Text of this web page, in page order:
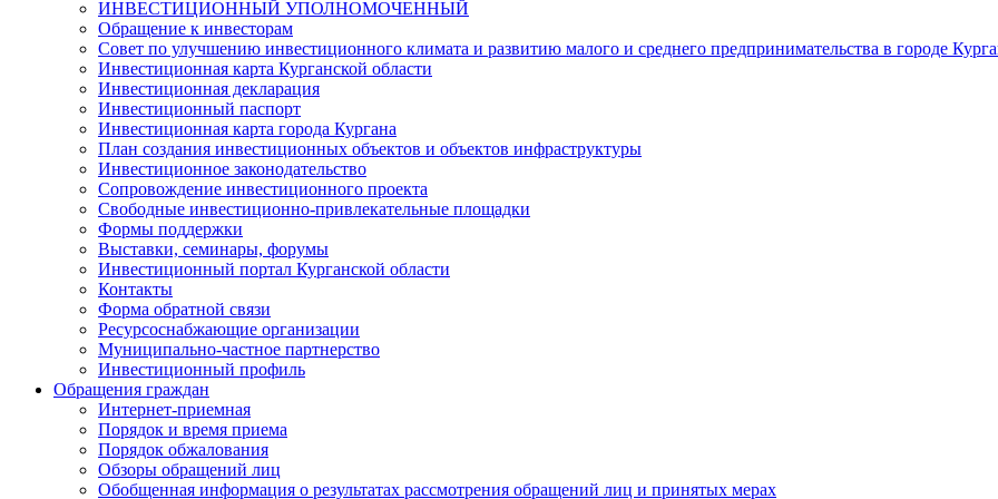
ИНВЕСТИЦИОННЫЙ УПОЛНОМОЧЕННЫЙ
Обращение к инвесторам
Совет по улучшению инвестиционного климата и развитию малого и среднего предпринимательства в городе
Инвестиционная карта Курганской области
Инвестиционная декларация
Инвестиционный паспорт
Инвестиционная карта города Кургана
План создания инвестиционных объектов и объектов инфраструктуры
Инвестиционное законодательство
Сопровождение инвестиционного проекта
Свободные инвестиционно-привлекательные площадки
Формы поддержки
Выставки, семинары, форумы
Инвестиционный портал Курганской области
Контакты
Форма обратной связи
Ресурсоснабжающие организации
Муниципально-частное партнерство
Инвестиционный профиль
Обращения граждан
Интернет-приемная
Порядок и время приема
Порядок обжалования
Обзоры обращений лиц
Обобщенная информация о результатах рассмотрения обращений лиц и принятых мерах